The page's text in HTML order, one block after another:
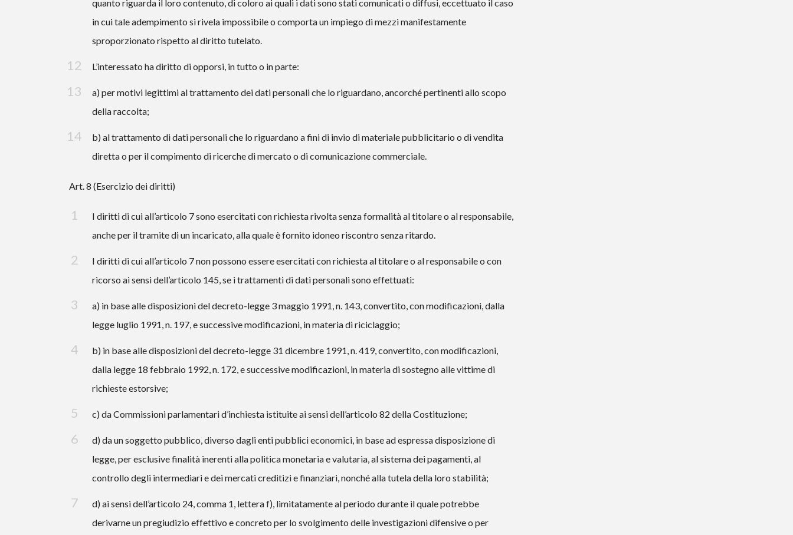
quanto riguarda il loro contenuto, di coloro ai quali i dati sono stati comunicati o diffusi, eccettuato il caso
in cui tale adempimento si rivela impossibile o comporta un impiego di mezzi manifestamente
sproporzionato rispetto al diritto tutelato.
L’interessato ha diritto di opporsi, in tutto o in parte:
a) per motivi legittimi al trattamento dei dati personali che lo riguardano, ancorché pertinenti allo scopo
della raccolta;
b) al trattamento di dati personali che lo riguardano a fini di invio di materiale pubblicitario o di vendita
diretta o per il compimento di ricerche di mercato o di comunicazione commerciale.
Art. 8 (Esercizio dei diritti)
I diritti di cui all’articolo 7 sono esercitati con richiesta rivolta senza formalità al titolare o al responsabile,
anche per il tramite di un incaricato, alla quale è fornito idoneo riscontro senza ritardo.
I diritti di cui all’articolo 7 non possono essere esercitati con richiesta al titolare o al responsabile o con
ricorso ai sensi dell’articolo 145, se i trattamenti di dati personali sono effettuati:
a) in base alle disposizioni del decreto-legge 3 maggio 1991, n. 143, convertito, con modificazioni, dalla
legge luglio 1991, n. 197, e successive modificazioni, in materia di riciclaggio;
b) in base alle disposizioni del decreto-legge 31 dicembre 1991, n. 419, convertito, con modificazioni,
dalla legge 18 febbraio 1992, n. 172, e successive modificazioni, in materia di sostegno alle vittime di
richieste estorsive;
c) da Commissioni parlamentari d’inchiesta istituite ai sensi dell’articolo 82 della Costituzione;
d) da un soggetto pubblico, diverso dagli enti pubblici economici, in base ad espressa disposizione di
legge, per esclusive finalità inerenti alla politica monetaria e valutaria, al sistema dei pagamenti, al
controllo degli intermediari e dei mercati creditizi e finanziari, nonché alla tutela della loro stabilità;
d) ai sensi dell’articolo 24, comma 1, lettera f), limitatamente al periodo durante il quale potrebbe
derivarne un pregiudizio effettivo e concreto per lo svolgimento delle investigazioni difensive o per